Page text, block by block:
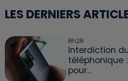
LES DERNIERS
8h28
Interdiction
téléphonique
pour...